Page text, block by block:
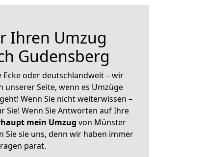
Ihren Umzug
Gudensberg
Ecke oder deutschlandweit – wir
unserer Seite, wenn es Umzüge
Wenn Sie nicht weiterwissen –
Sie! Wenn Sie Antworten auf Ihre
mein Umzug von Münster
Sie sie uns, denn wir haben immer
parat.